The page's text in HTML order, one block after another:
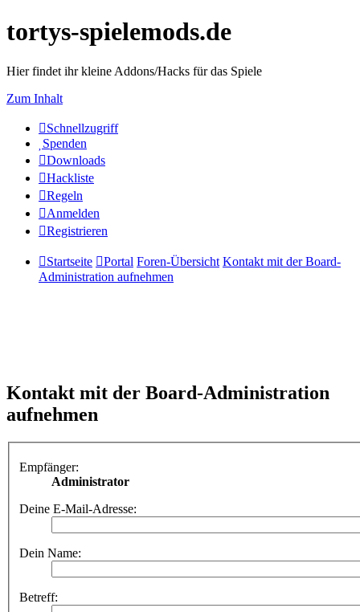
tortys-spielemods.de
Hier findet ihr kleine Addons/Hacks für das Spiele
Zum Inhalt
Schnellzugriff
Spenden
Downloads
Hackliste
Regeln
Anmelden
Registrieren
Startseite Portal Foren-Übersicht Kontakt mit der Board-
Administration aufnehmen
Kontakt mit der Board-Administration
aufnehmen
Empfänger:
Administrator
Deine E-Mail-Adresse:
Dein Name:
Betreff: